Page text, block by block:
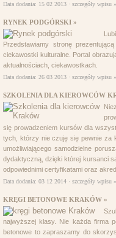
Data dodania: 15 02 2013 · szczegóły wpisu »
RYNEK PODGÓRSKI »
Przedstawiamy stronę
ciekawostki kulturalne. Portal
aktualnościach, ciekawostkach.
Data dodania: 26 03 2013 · szczegóły wpisu »
SZKOLENIA DLA KIEROWCÓW
się prowadzeniem kursów dla
tych, którzy nie czuję się pewnie za
umożliwiającego samodzielne
dydaktyczną, dzięki której kursanci
odpowiednimi certyfikatami oraz
Data dodania: 03 12 2014 · szczegóły wpisu »
KRĘGI BETONOWE KRAKÓW »
najwyższej klasy. Nie każda firma
betonowe to zapraszamy do